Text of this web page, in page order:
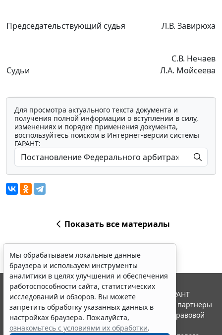
Председательствующий судья Л.В. Завирюха
Судьи
С.В. Нечаев
Л.А. Мойсеева
Для просмотра актуального текста документа и
получения полной информации о вступлении в силу,
изменениях и порядке применения документа,
воспользуйтесь поиском в Интернет-версии системы
ГАРАНТ:
Показать все материалы
Мы обрабатываем локальные данные
браузера и используем инструменты
аналитики в целях улучшения и обеспечения
работоспособности сайта, статистических
исследований и обзоров. Вы можете
запретить обработку указанных данных в
настройках браузера. Пожалуйста,
ознакомьтесь с условиями их обработки.
© ООО "НПП "ГАРАНТ-СЕРВИС", 2026. Система ГАРАНТ
выпускается с 1990 года. Компания "Гарант" и ее партнеры
являются участниками Российской ассоциации правовой
информации ГАРАНТ.